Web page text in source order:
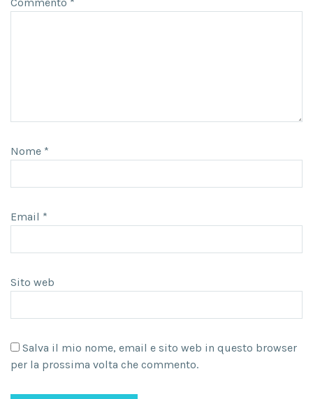
Nome *
Email *
Sito web
Salva il mio nome, email e sito web in questo browser
per la prossima volta che commento.